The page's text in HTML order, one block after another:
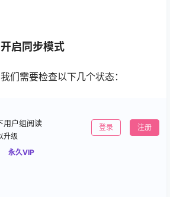
启同步模式
们需要检查以下几个状态：
用户组阅读
升级
永久VIP
登录 注册